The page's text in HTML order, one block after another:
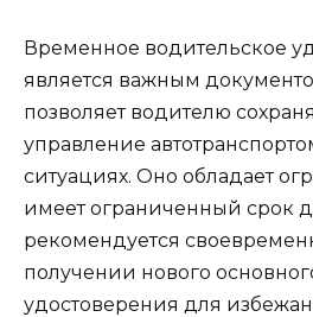
Временное водительское
является важным
позволяет водителю
управление
ситуациях. Оно обладает
имеет ограниченный срок
рекомендуется
получении нового
удостоверения для